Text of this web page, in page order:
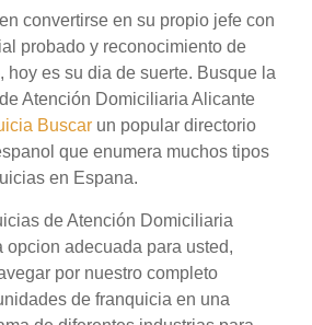
convertirse en su propio jefe con
probado y reconocimiento de
hoy es su dia de suerte. Busque la
Atención Domiciliaria Alicante
Buscar un popular directorio
que enumera muchos tipos
en Espana.
de Atención Domiciliaria
opcion adecuada para usted,
por nuestro completo
de franquicia en una